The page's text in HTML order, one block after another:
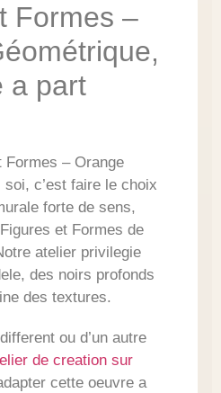
Formes –
a part
Formes – Orange
c’est faire le choix
forte de sens,
et Formes de
atelier privilegie
des noirs profonds
des textures.
ou d’un autre
de creation sur
cette oeuvre a